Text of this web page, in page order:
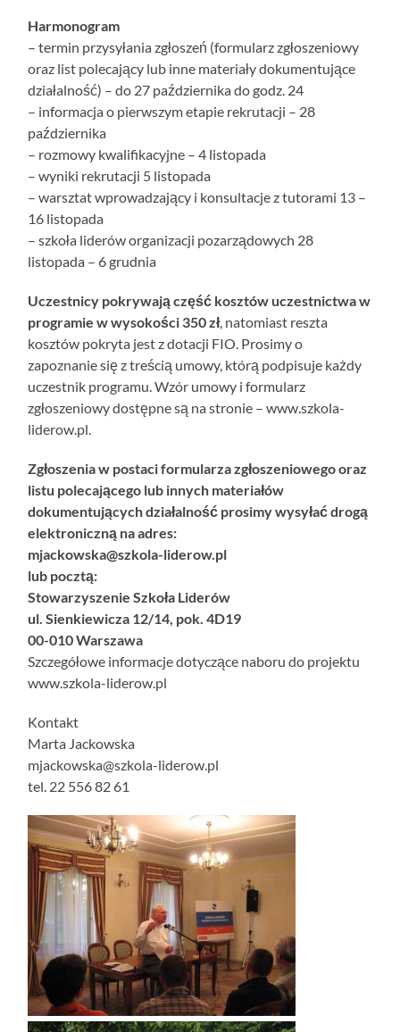
Harmonogram
– termin przysyłania zgłoszeń (formularz zgłoszeniowy
oraz list polecający lub inne materiały dokumentujące
działalność) – do 27 października do godz. 24
– informacja o pierwszym etapie rekrutacji – 28
października
– rozmowy kwalifikacyjne – 4 listopada
– wyniki rekrutacji 5 listopada
– warsztat wprowadzający i konsultacje z tutorami 13 –
16 listopada
– szkoła liderów organizacji pozarządowych 28
listopada – 6 grudnia
Uczestnicy pokrywają część kosztów uczestnictwa w
programie w wysokości 350 zł, natomiast reszta
kosztów pokryta jest z dotacji FIO. Prosimy o
zapoznanie się z treścią umowy, którą podpisuje każdy
uczestnik programu. Wzór umowy i formularz
zgłoszeniowy dostępne są na stronie – www.szkola-
liderow.pl.
Zgłoszenia w postaci formularza zgłoszeniowego oraz
listu polecającego lub innych materiałów
dokumentujących działalność prosimy wysyłać drogą
elektroniczną na adres:
mjackowska@szkola-liderow.pl
lub pocztą:
Stowarzyszenie Szkoła Liderów
ul. Sienkiewicza 12/14, pok. 4D19
00-010 Warszawa
Szczegółowe informacje dotyczące naboru do projektu
www.szkola-liderow.pl
Kontakt
Marta Jackowska
mjackowska@szkola-liderow.pl
tel. 22 556 82 61